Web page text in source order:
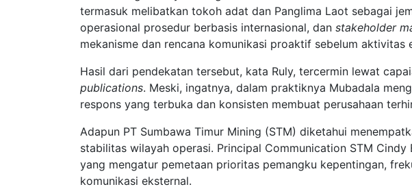
termasuk melibatkan tokoh adat dan Panglima Laot sebagai
operasional prosedur berbasis internasional, dan stakeholder
mekanisme dan rencana komunikasi proaktif sebelum aktivitas
Hasil dari pendekatan tersebut, kata Ruly, tercermin lewat
publications. Meski, ingatnya, dalam praktiknya Mubadala
respons yang terbuka dan konsisten membuat perusahaan
Adapun PT Sumbawa Timur Mining (STM) diketahui
stabilitas wilayah operasi. Principal Communication STM
yang mengatur pemetaan prioritas pemangku kepentingan,
komunikasi eksternal.